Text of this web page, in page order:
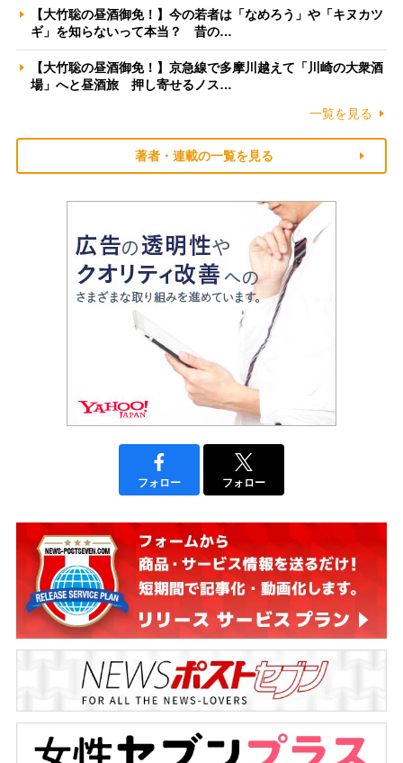
【大竹聡の昼酒御免！】今の若者は「なめろう」や「キヌカツ
ギ」を知らないって本当？ 昔の…
【大竹聡の昼酒御免！】京急線で多摩川越えて「川崎の大衆酒
場」へと昼酒旅 押し寄せるノス…
一覧を見る
著者・連載の一覧を見る
フォロー フォロー